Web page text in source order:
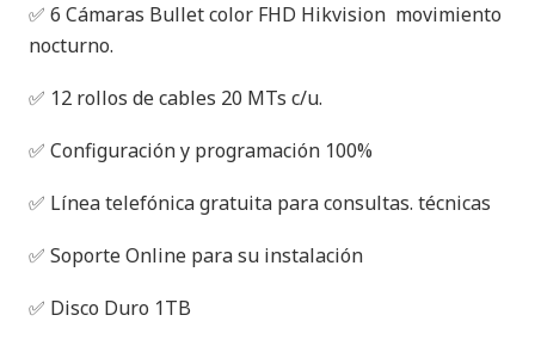
✅ 6 Cámaras Bullet color FHD Hikvision movimiento
nocturno.
✅ 12 rollos de cables 20 MTs c/u.
✅ Configuración y programación 100%
✅ Línea telefónica gratuita para consultas. técnicas
✅ Soporte Online para su instalación
✅ Disco Duro 1TB